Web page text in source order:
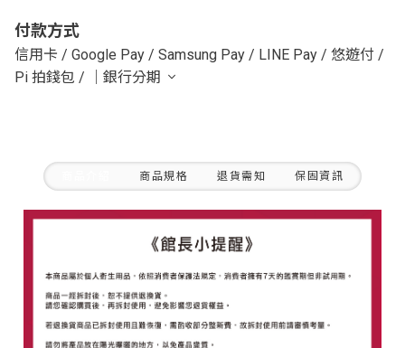
付款方式
信用卡 / Google Pay / Samsung Pay / LINE Pay / 悠遊付 /
Pi 拍錢包 / ｜銀行分期
商品規格 退貨需知 保固資訊